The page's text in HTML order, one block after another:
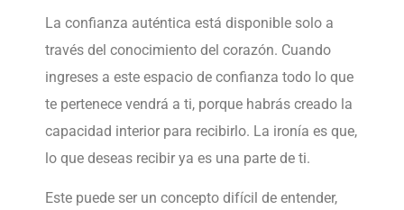
La confianza auténtica está disponible solo a
través del conocimiento del corazón. Cuando
ingreses a este espacio de confianza todo lo que
te pertenece vendrá a ti, porque habrás creado la
capacidad interior para recibirlo. La ironía es que,
lo que deseas recibir ya es una parte de ti.
Este puede ser un concepto difícil de entender,